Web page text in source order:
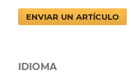
ENVIAR UN ARTÍCULO
IDIOMA